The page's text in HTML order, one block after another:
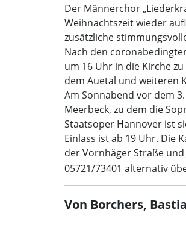
Der Männerchor
Weihnachtszeit wieder
zusätzliche
Nach den
um 16 Uhr in die Kirche
dem Auetal und weiteren
Am Sonnabend vor dem
Meerbeck, zu dem die
Staatsoper Hannover ist
Einlass ist ab 19 Uhr. Die
der Vornhäger Straße
05721/73401 alternativ
Von Borchers,